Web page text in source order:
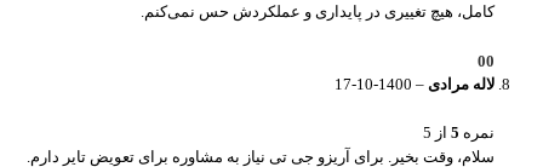
کامل، هیچ تغییری در پایداری و عملکردش حس نمی‌کنم.
0
0
لاله مرادی –
1400-10-17
نمره 5 از 5
سلام، وقت بخیر. برای آریزو جی تی نیاز به مشاوره برای تعویض تایر دارم.